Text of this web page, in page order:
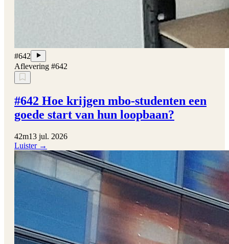
#642
Aflevering #642
#642 Hoe krijgen mbo-studenten een
goede start van hun loopbaan?
42m13 jul. 2026
Luister →